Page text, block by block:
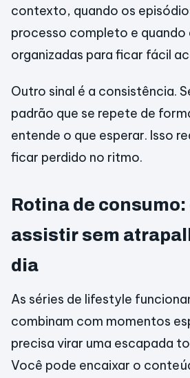
contexto, quando os
processo completo e quando
organizadas para ficar fácil
Outro sinal é a consistência.
padrão que se repete de
entende o que esperar. Isso
ficar perdido no ritmo.
Rotina de consumo:
assistir sem
dia
As séries de lifestyle
combinam com momentos
precisa virar uma escapada
Você pode encaixar o